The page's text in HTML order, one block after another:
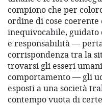
compiono che per
ordine di cose
inequivocabile,
e responsabilità —
corrispondenza tra la
trovarsi gli esseri
comportamento — gli
esposti a una società
contempo vuota di